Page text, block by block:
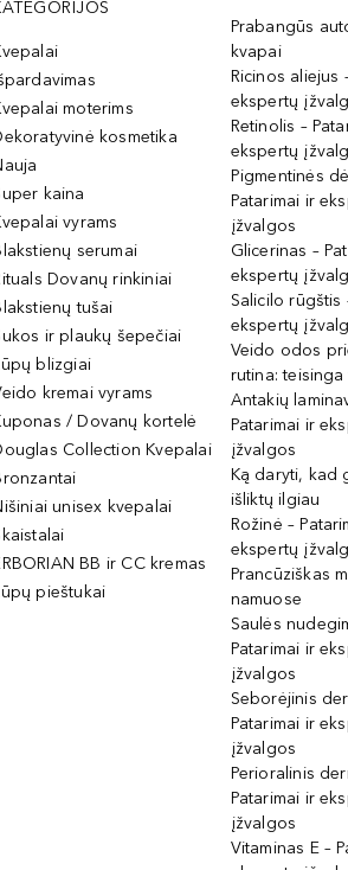
moterims
kosmetika
kaina
vyrams
serumai
Dovanų rinkiniai
tušai
ir plaukų šepečiai
blizgiai
kremai vyrams
/ Dovanų kortelė
Collection Kvepalai
unisex kvepalai
BB ir CC kremas
pieštukai
Prabangūs
kvapai
Ricinos aliejus
ekspertų
Retinolis –
ekspertų
Pigmentinės
Patarimai ir
įžvalgos
Glicerinas –
ekspertų
Salicilo rūgštis
ekspertų
Veido odos
rutina: teisinga
Antakių
Patarimai ir
įžvalgos
Ką daryti, kad
išliktų ilgiau
Rožinė –
ekspertų
Prancūziškas
namuose
Saulės
Patarimai ir
įžvalgos
Seborėjinis
Patarimai ir
įžvalgos
Perioralinis
Patarimai ir
įžvalgos
Vitaminas E –